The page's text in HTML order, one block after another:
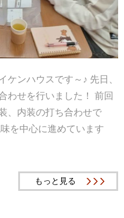
ケンハウスです～♪ 先日、
わせを行いました！ 前回
、内装の打ち合わせで
を中心に進めています
もっと見る